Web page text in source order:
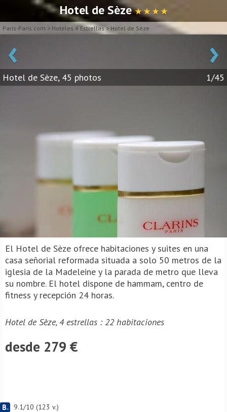
Hotel de Sèze★ ★ ★ ★
Paris-Paris.com > Hoteles 4 Estrellas> Hotel de Sèze
‹ ›
Hotel de Sèze, 45 photos 1/45
El Hotel de Sèze ofrece habitaciones y suites en una
casa señorial reformada situada a solo 50 metros de la
iglesia de la Madeleine y la parada de metro que lleva
su nombre. El hotel dispone de hammam, centro de
fitness y recepción 24 horas.
Hotel de Sèze, 4 estrellas : 22 habitaciones
desde 279 €
9.1/10 (123 v.)